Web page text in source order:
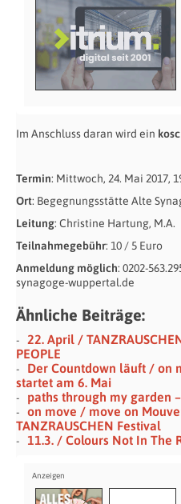
Im Anschluss daran wird ein
Termin: Mittwoch, 24. Mai 2017,
Ort: Begegnungsstätte Alte
Leitung: Christine Hartung, M.A.
Teilnahmegebühr: 10 / 5 Euro
Anmeldung möglich: 0202-
synagoge-wuppertal.de
Ähnliche Beiträge:
22. April /
PEOPLE
Der Countdown läuft / on
startet am 6. Mai
paths through my garden
on move / move on
TANZRAUSCHEN Festival
11.3. / Colours Not In The